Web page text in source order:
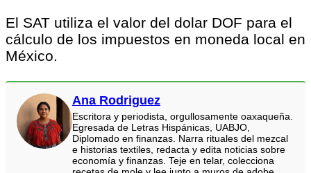
El SAT utiliza el valor del dolar DOF para el
cálculo de los impuestos en moneda local en
México.
Ana Rodriguez
Escritora y periodista, orgullosamente oaxaqueña.
Egresada de Letras Hispánicas, UABJO,
Diplomado en finanzas. Narra rituales del mezcal
e historias textiles, redacta y edita noticias sobre
economía y finanzas. Teje en telar, colecciona